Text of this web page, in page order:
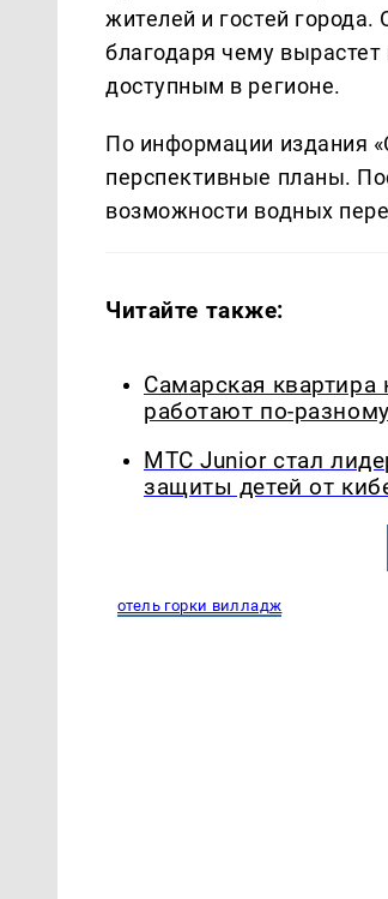
жителей и гостей
благодаря чему
доступным в регионе.
По информации издания
перспективные планы.
возможности водных
Читайте также:
Самарская
работают по-
МТС Junior стал
защиты детей от
отель горки вилладж